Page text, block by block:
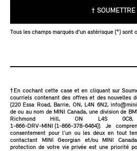
† SOUMETTRE
Tous les champs marqués d'un astérisque (*) sont
†En cochant cette case et en cliquant sur
courriels contenant des offres et des nouvelles
(220 Essa Road, Barrie, ON, L4N 6N2,
de ou au nom de MINI Canada, une division de
Richmond Hill, ON L4S
1-866-DRV-MINI (1-866-378-6464)). Je
consentement pour l’un ou les deux en tout
contactant MINI Georgian et/ou MINI
protection de votre vie privée est une priorité